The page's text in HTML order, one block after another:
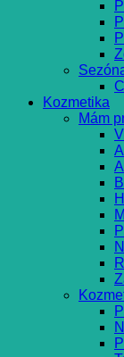
Kozmetika
Mám